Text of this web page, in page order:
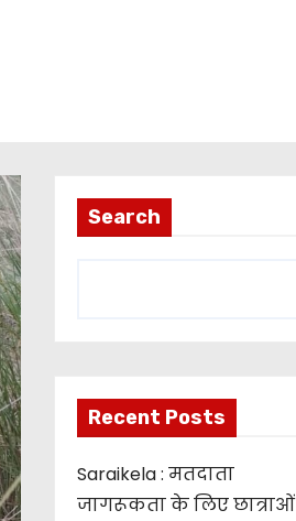
Search
Recent Posts
Saraikela : मतदाता
जागरूकता के लिए छात्राओं